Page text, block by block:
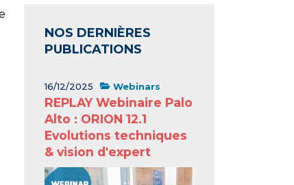
NOS DERNIÈRES
PUBLICATIONS
16/12/2025 Webinars
REPLAY Webinaire Palo
Alto : ORION 12.1
Evolutions techniques
& vision d'expert